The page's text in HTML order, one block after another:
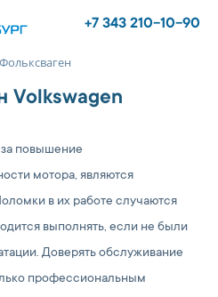
+7 343 210-10-90
Фольксваген
Volkswagen
повышение
мотора, являются
в их работе случаются
выполнять, если не были
Доверять обслуживание
профессиональным